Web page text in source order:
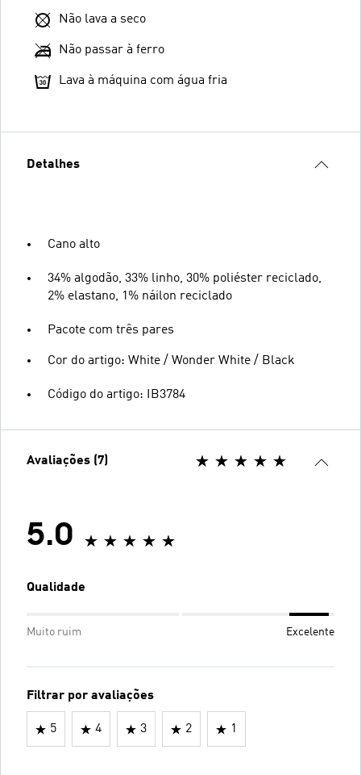
Não lava a seco
Não passar à ferro
Lava à máquina com água fria
Detalhes
Cano alto
34% algodão, 33% linho, 30% poliéster reciclado,
2% elastano, 1% náilon reciclado
Pacote com três pares
Cor do artigo: White / Wonder White / Black
Código do artigo: IB3784
Avaliações (7)
5.0
Qualidade
Muito ruim Excelente
Filtrar por avaliações
5 4 3 2 1